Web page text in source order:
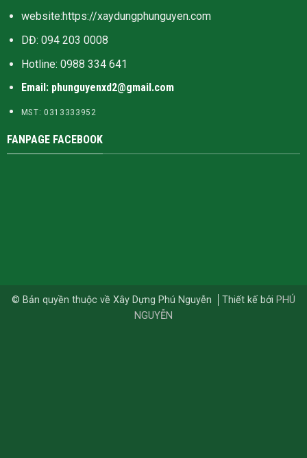
website:https://xaydungphunguyen.com
DĐ: 094 203 0008
Hotline: 0988 334 641
Email: phunguyenxd2@gmail.com
MST: 0313333952
FANPAGE FACEBOOK
© Bản quyền thuộc về Xây Dựng Phú Nguyễn Thiết kế bởi PHÚ
NGUYỄN